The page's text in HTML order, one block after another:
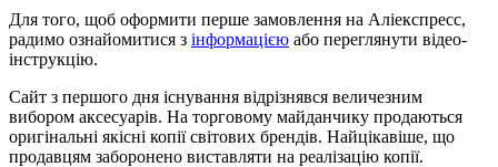
Для того, щоб оформити перше замовлення на Аліекспресс,
радимо ознайомитися з інформацією або переглянути відео-
інструкцію.
Сайт з першого дня існування відрізнявся величезним
вибором аксесуарів. На торговому майданчику продаються
оригінальні якісні копії світових брендів. Найцікавіше, що
продавцям заборонено виставляти на реалізацію копії.